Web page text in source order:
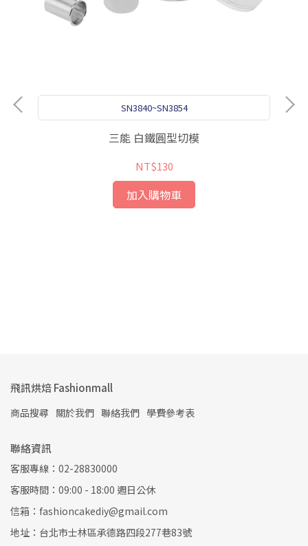
SN3840~SN3854
三能 白鐵圓型切模
NT$130
加入購物車
飛訊烘焙 Fashionmall
商品搜尋 關於我們 聯絡我們 學費參考表
聯絡資訊
客服專線：02-28830000
客服時間：09:00 - 18:00 週日公休
信箱：fashioncakediy@gmail.com
地址：台北市士林區承德路四段277巷83號